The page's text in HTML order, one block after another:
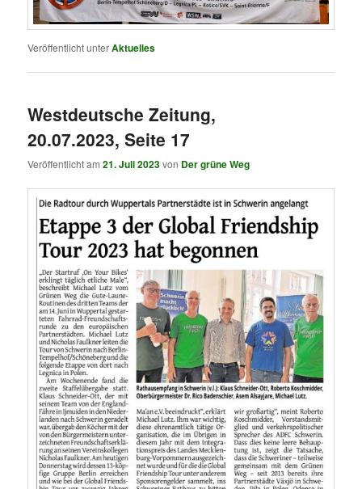
Veröffentlicht unterAktuelles
Westdeutsche Zeitung,
20.07.2023, Seite 17
Veröffentlicht am21. Juli 2023von Der grüne Weg